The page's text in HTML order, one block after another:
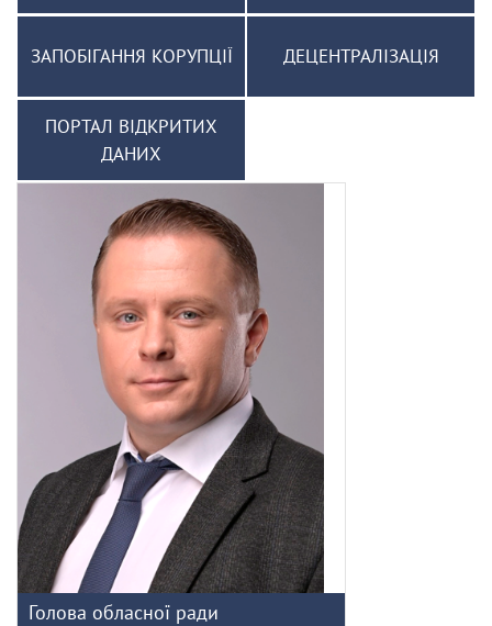
ЗАПОБІГАННЯ КОРУПЦІЇ ДЕЦЕНТРАЛІЗАЦІЯ
ПОРТАЛ ВІДКРИТИХ
ДАНИХ
Голова обласної ради